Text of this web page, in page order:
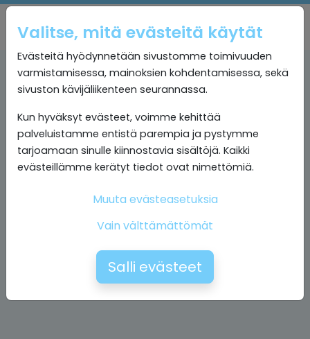
Valitse, mitä evästeitä käytät
Evästeitä hyödynnetään sivustomme toimivuuden
varmistamisessa, mainoksien kohdentamisessa, sekä
sivuston kävijäliikenteen seurannassa.
Kun hyväksyt evästeet, voimme kehittää
palveluistamme entistä parempia ja pystymme
tarjoamaan sinulle kiinnostavia sisältöjä. Kaikki
evästeillämme kerätyt tiedot ovat nimettömiä.
Muuta evästeasetuksia
Vain välttämättömät
Salli evästeet